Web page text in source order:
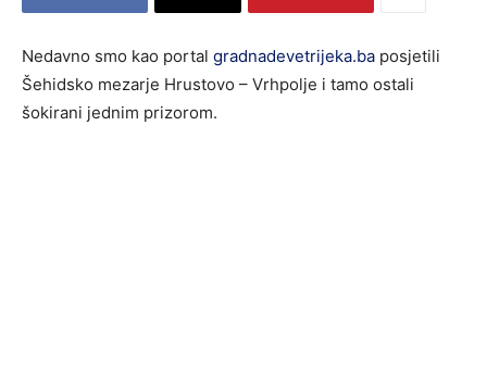
Nedavno smo kao portal gradnadevetrijeka.ba posjetili
Šehidsko mezarje Hrustovo – Vrhpolje i tamo ostali
šokirani jednim prizorom.